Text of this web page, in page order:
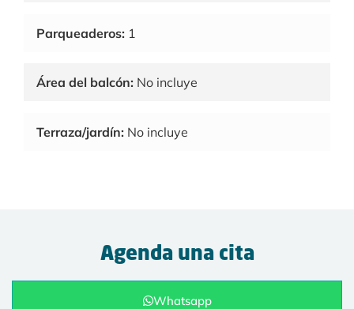
Parqueaderos: 1
Área del balcón: No incluye
Terraza/jardín: No incluye
Agenda una cita
Whatsapp